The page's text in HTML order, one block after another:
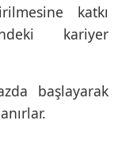
katkı
kariyer
başlayarak